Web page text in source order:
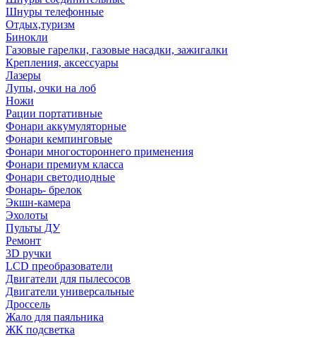
Шнуры телефонные
Отдых,туризм
Бинокли
Газовые гарелки, газовые насадки, зажигалки
Крепления, аксессуары
Лазеры
Лупы, очки на лоб
Ножи
Рации портативные
Фонари аккумуляторные
Фонари кемпинговые
Фонари многостороннего применения
Фонари премиум класса
Фонари светодиодные
Фонарь- брелок
Экшн-камера
Эхолоты
Пульты ДУ
Ремонт
3D ручки
LCD преобразователи
Двигатели для пылесосов
Двигатели универсальные
Дроссель
Жало для паяльника
ЖК подсветка